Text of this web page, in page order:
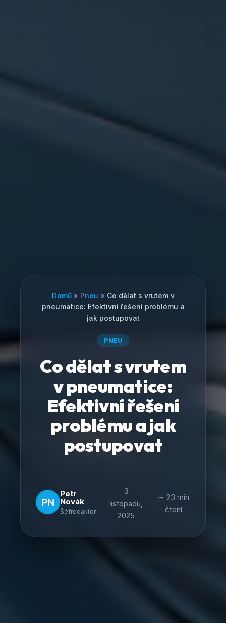
Domů» Pneu » Co dělat s vrutem v
pneumatice: Efektivní řešení problému a
jak postupovat
PNEU
Co dělat s vrutem
v pneumatice:
Efektivní řešení
problému a jak
postupovat
Petr
Novák
Šéfredaktor
3
listopadu,
2025
∼ 23 min
čtení